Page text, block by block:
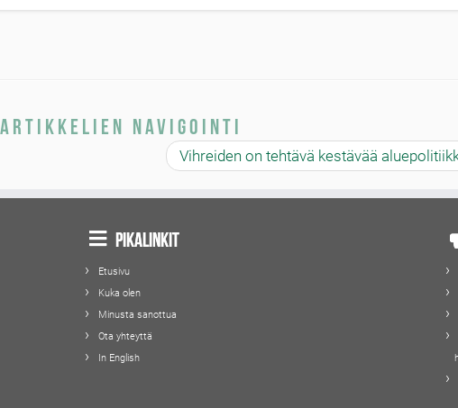
Artikkelien navigointi
Vihreiden on tehtävä kestävää
Pikalinkit
Etusivu
Kuka olen
Minusta sanottua
Ota yhteyttä
In English